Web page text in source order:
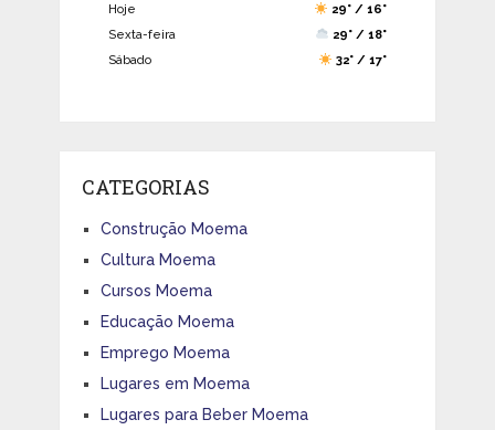
Hoje
29° / 16°
Sexta-feira
29° / 18°
Sábado
32° / 17°
CATEGORIAS
Construção Moema
Cultura Moema
Cursos Moema
Educação Moema
Emprego Moema
Lugares em Moema
Lugares para Beber Moema